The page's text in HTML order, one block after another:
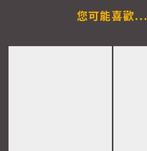
您可能喜歡...